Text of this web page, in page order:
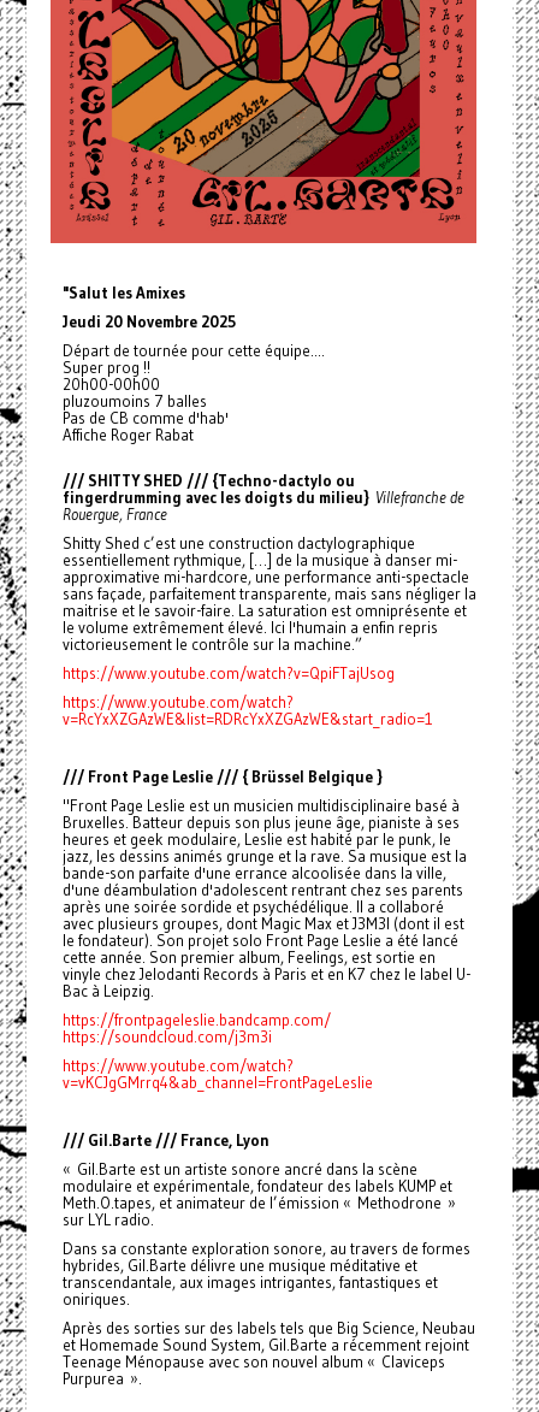
"Salut les Amixes
Jeudi 20 Novembre 2025
Départ de tournée pour cette équipe....
Super prog !!
20h00-00h00
pluzoumoins 7 balles
Pas de CB comme d'hab'
Affiche Roger Rabat
/// SHITTY SHED /// {Techno-dactylo ou
fingerdrumming avec les doigts du milieu} Villefranche de
Rouergue, France
Shitty Shed c’est une construction dactylographique
essentiellement rythmique, […] de la musique à danser mi-
approximative mi-hardcore, une performance anti-spectacle
sans façade, parfaitement transparente, mais sans négliger la
maitrise et le savoir-faire. La saturation est omniprésente et
le volume extrêmement élevé. Ici l'humain a enfin repris
victorieusement le contrôle sur la machine.”
https://www.youtube.com/watch?v=QpiFTajUsog
https://www.youtube.com/watch?
v=RcYxXZGAzWE&list=RDRcYxXZGAzWE&start_radio=1
/// Front Page Leslie /// { Brüssel Belgique }
"Front Page Leslie est un musicien multidisciplinaire basé à
Bruxelles. Batteur depuis son plus jeune âge, pianiste à ses
heures et geek modulaire, Leslie est habité par le punk, le
jazz, les dessins animés grunge et la rave. Sa musique est la
bande-son parfaite d'une errance alcoolisée dans la ville,
d'une déambulation d'adolescent rentrant chez ses parents
après une soirée sordide et psychédélique. Il a collaboré
avec plusieurs groupes, dont Magic Max et J3M3I (dont il est
le fondateur). Son projet solo Front Page Leslie a été lancé
cette année. Son premier album, Feelings, est sortie en
vinyle chez Jelodanti Records à Paris et en K7 chez le label U-
Bac à Leipzig.
https://frontpageleslie.bandcamp.com/
https://soundcloud.com/j3m3i
https://www.youtube.com/watch?
v=vKCJgGMrrq4&ab_channel=FrontPageLeslie
/// Gil.Barte /// France, Lyon
« Gil.Barte est un artiste sonore ancré dans la scène
modulaire et expérimentale, fondateur des labels KUMP et
Meth.O.tapes, et animateur de l’émission « Methodrone »
sur LYL radio.
Dans sa constante exploration sonore, au travers de formes
hybrides, Gil.Barte délivre une musique méditative et
transcendantale, aux images intrigantes, fantastiques et
oniriques.
Après des sorties sur des labels tels que Big Science, Neubau
et Homemade Sound System, Gil.Barte a récemment rejoint
Teenage Ménopause avec son nouvel album « Claviceps
Purpurea ».